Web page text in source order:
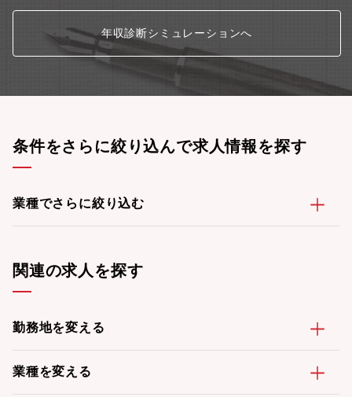
年収診断シミュレーションへ
条件をさらに絞り込んで求人情報を探す
業種でさらに絞り込む
関連の求人を探す
勤務地を変える
業種を変える